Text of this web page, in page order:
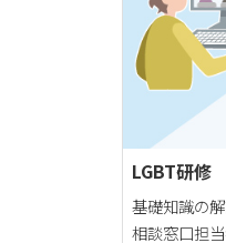
LGBT研修
基礎知識の
相談窓口担